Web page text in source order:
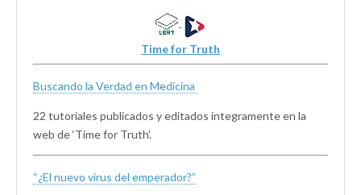
Time for Truth
Buscando la Verdad en Medicina
22 tutoriales publicados y editados íntegramente en la
web de ‘Time for Truth’.
“¿El nuevo virus del emperador?”